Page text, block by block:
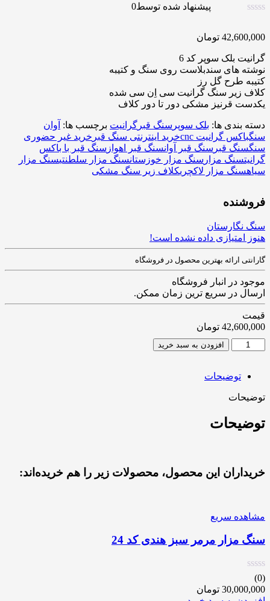
پیشنهاد شده توسط0
42,600,000 تومان
گرانیت بلک سوپر کد 6
نوشته های سندبلاست روی سنگ و کتیبه
کتیبه طرح گل رز
کلاف زیر سنگ گرانیت سی اِن سی شده
یکدست قرنیز مشکی دور تا دور کلاف
دسته بندی ها: بلک سوپر سنگ قبر گرانیت برچسب ها: آوان
سنگباکس گرانیت cnc خرید اینترنتی سنگ قبر خرید غیر حضوری
سنگسنگ قبر سنگ قبر آوانسنگ قبر اهواز سنگ قبر با باکس
گرانیتسنگ مزار سنگ مزار خوزستانسنگ مزار سلطنتیسنگ مزار
سیاهسنگ مزار لاکچریکلاف زیر سنگ مشکی
فروشنده
سنگ نگارستان
هنوز امتیازی داده نشده است!
گارانتی ارائه بهترین محصول در فروشگاه
موجود در انبار فروشگاه
ارسال در سریع ترین زمان ممکن.
قیمت
42,600,000 تومان
افزودن به سبد خرید
توضیحات
توضیحات
توضیحات
خریداران این محصول، محصولات زیر را هم خریده‌اند:
مشاهده سریع
سنگ مزار مرمر سبز هندی کد 24
(0)
30,000,000 تومان